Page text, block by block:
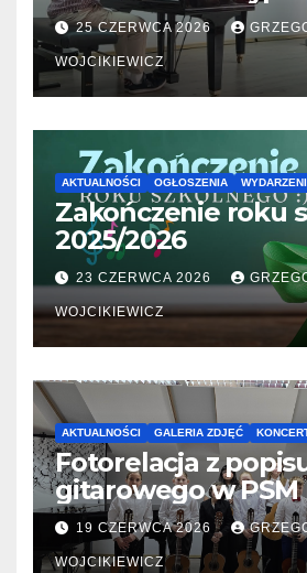
06.2026
25 CZERWCA 2026
WOJCIKIEWICZ
AKTUALNOŚCI OGŁOSZENIA
Zakończenie roku
2025/2026
23 CZERWCA 2026
WOJCIKIEWICZ
AKTUALNOŚCI GALERIA ZDJĘĆ
Fotorelacja z
gitarowego w
19 CZERWCA 2026
WOJCIKIEWICZ